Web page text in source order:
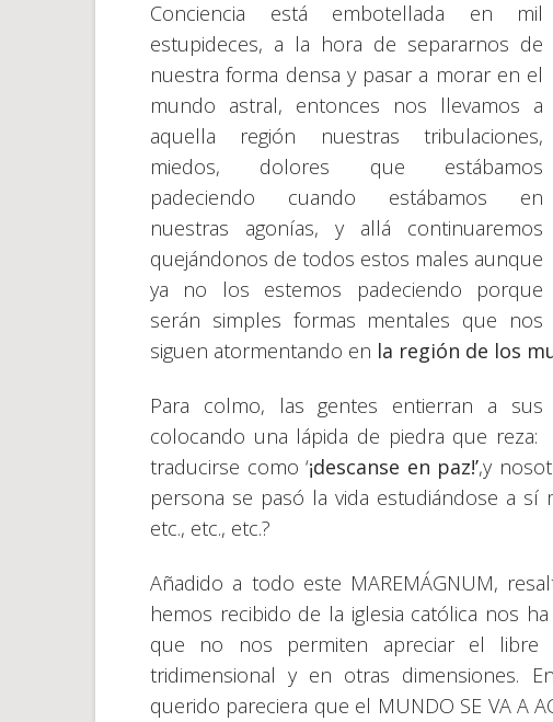
Conciencia está embotellada en mil
estupideces, a la hora de separarnos de
nuestra forma densa y pasar a morar en el
mundo astral, entonces nos llevamos a
aquella región nuestras tribulaciones,
miedos, dolores que estábamos
padeciendo cuando estábamos en
nuestras agonías, y allá continuaremos
quejándonos de todos estos males aunque
ya no los estemos padeciendo porque
serán simples formas mentales que nos
siguen atormentando en la región de los
Para colmo, las gentes entierran a
colocando una lápida de piedra que reza:
traducirse como ‘¡descanse en paz!’,y
persona se pasó la vida estudiándose a sí
etc., etc., etc.?
Añadido a todo este MAREMÁGNUM,
hemos recibido de la iglesia católica nos ha
que no nos permiten apreciar el
tridimensional y en otras dimensiones.
querido pareciera que el MUNDO SE VA A